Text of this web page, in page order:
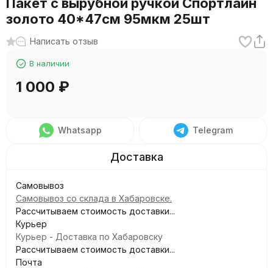
золото 40*47см 95мкм 25шт
Написать отзыв
В наличии
1 000 ₽
Whatsapp Telegram
Самовывоз
Самовывоз со склада в Хабаровске.
Рассчитываем стоимость доставки...
Курьер
Курьер - Доставка по Хабаровску
Рассчитываем стоимость доставки...
Почта